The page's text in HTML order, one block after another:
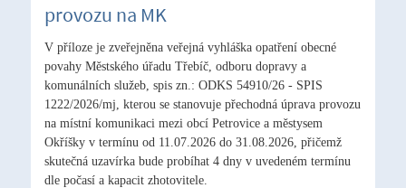
provozu na MK
V příloze je zveřejněna veřejná vyhláška opatření obecné
povahy Městského úřadu Třebíč, odboru dopravy a
komunálních služeb, spis zn.: ODKS 54910/26 - SPIS
1222/2026/mj, kterou se stanovuje přechodná úprava provozu
na místní komunikaci mezi obcí Petrovice a městysem
Okříšky v termínu od 11.07.2026 do 31.08.2026, přičemž
skutečná uzavírka bude probíhat 4 dny v uvedeném termínu
dle počasí a kapacit zhotovitele.